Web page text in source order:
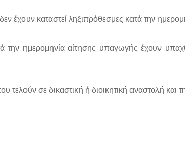
έχουν καταστεί ληξιπρόθεσμες κατά την
ημερομηνία αίτησης υπαγωγής έχουν
σε δικαστική ή διοικητική αναστολή και